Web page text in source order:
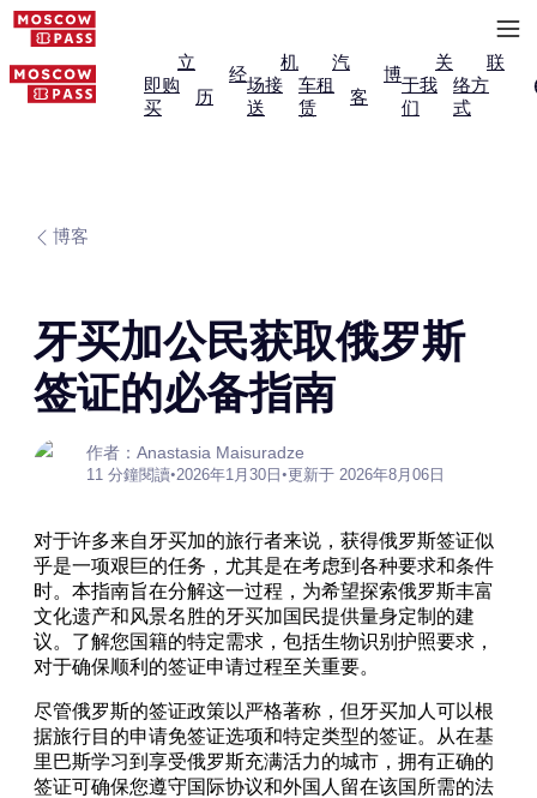
立
即购
买
经
历
机
场接
送
汽
车租
赁
博
客
关
于我
们
联
络方
式
博客
牙买加公民获取俄罗斯
签证的必备指南
作者：Anastasia Maisuradze
11 分鐘閱讀•2026年1月30日 •更新于 2026年8月06日
对于许多来自牙买加的旅行者来说，获得俄罗斯签证似
乎是一项艰巨的任务，尤其是在考虑到各种要求和条件
时。本指南旨在分解这一过程，为希望探索俄罗斯丰富
文化遗产和风景名胜的牙买加国民提供量身定制的建
议。了解您国籍的特定需求，包括生物识别护照要求，
对于确保顺利的签证申请过程至关重要。
尽管俄罗斯的签证政策以严格著称，但牙买加人可以根
据旅行目的申请免签证选项和特定类型的签证。从在基
里巴斯学习到享受俄罗斯充满活力的城市，拥有正确的
签证可确保您遵守国际协议和外国人留在该国所需的法